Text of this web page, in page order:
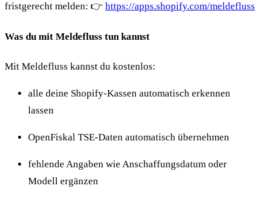
fristgerecht melden: 👉 https://apps.shopify.com/meldefluss
Was du mit Meldefluss tun kannst
Mit Meldefluss kannst du kostenlos:
alle deine Shopify-Kassen automatisch erkennen
lassen
OpenFiskal TSE-Daten automatisch übernehmen
fehlende Angaben wie Anschaffungsdatum oder
Modell ergänzen